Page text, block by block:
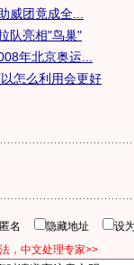
威团竟成全...
队亮相"鸟巢"
年北京奥运...
怎么利用会更好
名 隐藏地址
设
，中文处理专家>>